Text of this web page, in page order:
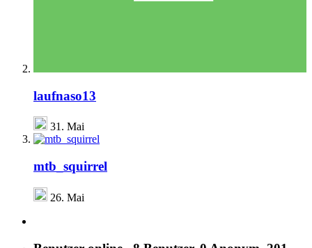
laufnaso13
31. Mai
mtb_squirrel
26. Mai